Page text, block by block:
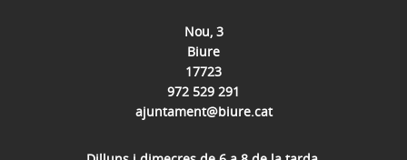
Nou, 3
Biure
17723
972 529 291
ajuntament@biure.cat